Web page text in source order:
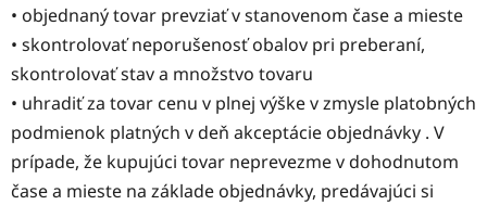
• objednaný tovar prevziať v stanovenom čase a mieste
• skontrolovať neporušenosť obalov pri preberaní,
skontrolovať stav a množstvo tovaru
• uhradiť za tovar cenu v plnej výške v zmysle platobných
podmienok platných v deň akceptácie objednávky . V
prípade, že kupujúci tovar neprevezme v dohodnutom
čase a mieste na základe objednávky, predávajúci si